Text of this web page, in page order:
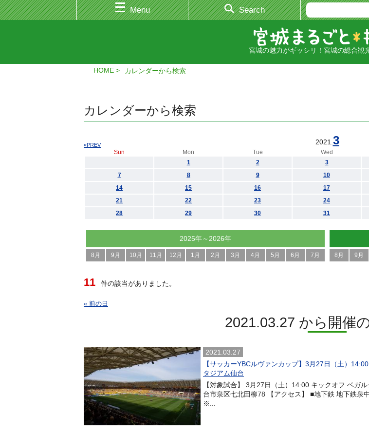
Menu Search
宮城の魅力がギッシリ！宮城の総合観
HOME カレンダーから検索
カレンダーから検索
2021. 3
«PREV
Sun Mon Tue Wed
1
2 3
7
8 9 10
14
15 16 17
21
22 23 24
28
29 30 31
2025年～2026年
8月 9月 10月 11月 12月 1月 2月 3月 4月 5月 6月 7月 8月 9月
11 件の該当がありました。
« 前の日
2021.03.27 から開催
2021.03.27
【サッカーYBCルヴァンカップ】3月27日（土）
タジアム仙台
【対象試合】 3月27日（土）14:00 キックオフ ベガ
台市泉区七北田柳78 【アクセス】 ■地下鉄 地下鉄
※...